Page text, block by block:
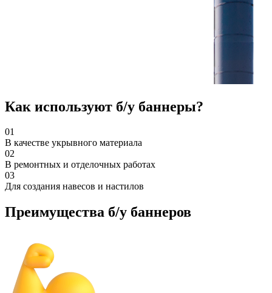
Как используют б/у баннеры?
01
В качестве укрывного материала
02
В ремонтных и отделочных работах
03
Для создания навесов и настилов
Преимущества б/у баннеров